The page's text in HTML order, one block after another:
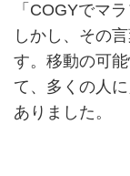
「COGYでマ
しかし、その
す。移動の可
て、多くの人
ありました。